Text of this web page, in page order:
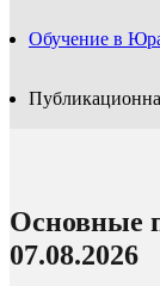
Обучение в
Основные
07.08.2026